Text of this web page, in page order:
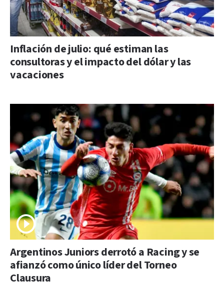
Inflación de julio: qué estiman las
consultoras y el impacto del dólar y las
vacaciones
Argentinos Juniors derrotó a Racing y se
afianzó como único líder del Torneo
Clausura